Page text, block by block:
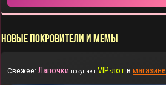
НОВЫЕ ПОКРОВИТЕЛИ И МЕМЫ
Свежее: Лапочки покупает VIP-лотвмагазине